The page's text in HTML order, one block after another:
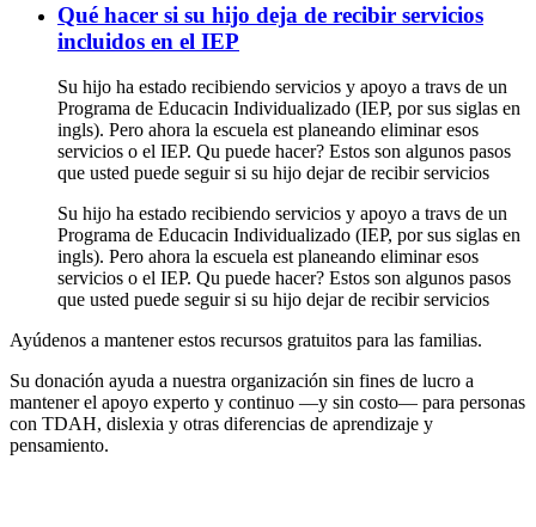
Qué hacer si su hijo deja de recibir servicios
incluidos en el IEP
Su hijo ha estado recibiendo servicios y apoyo a travs de un
Programa de Educacin Individualizado (IEP, por sus siglas en
ingls). Pero ahora la escuela est planeando eliminar esos
servicios o el IEP. Qu puede hacer? Estos son algunos pasos
que usted puede seguir si su hijo dejar de recibir servicios
Su hijo ha estado recibiendo servicios y apoyo a travs de un
Programa de Educacin Individualizado (IEP, por sus siglas en
ingls). Pero ahora la escuela est planeando eliminar esos
servicios o el IEP. Qu puede hacer? Estos son algunos pasos
que usted puede seguir si su hijo dejar de recibir servicios
Ayúdenos a mantener estos recursos gratuitos para las familias.
Su donación ayuda a nuestra organización sin fines de lucro a
mantener el apoyo experto y continuo —y sin costo— para personas
con TDAH, dislexia y otras diferencias de aprendizaje y
pensamiento.